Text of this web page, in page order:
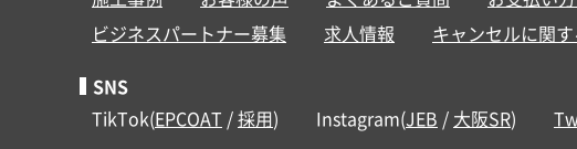
ビジネスパートナー募集
求人情報
キャンセルに関
SNS
TikTok(EPCOAT /採用) Instagram(JEB / 大阪SR)